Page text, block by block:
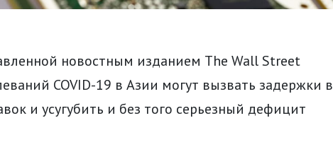
новостным изданием The Wall Street
COVID-19 в Азии могут вызвать задержки в
и усугубить и без того серьезный дефицит